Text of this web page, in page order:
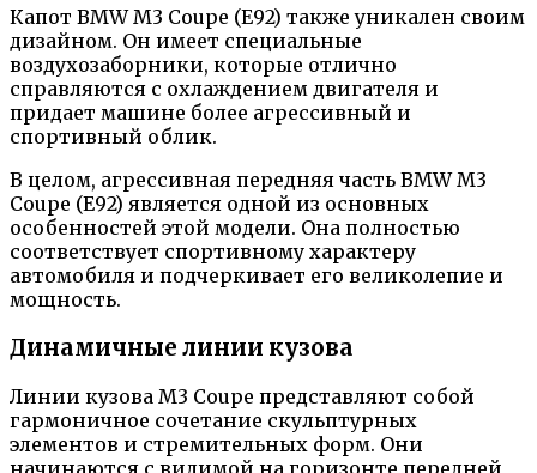
Капот BMW M3 Coupe (E92) также уникален своим
дизайном. Он имеет специальные
воздухозаборники, которые отлично
справляются с охлаждением двигателя и
придает машине более агрессивный и
спортивный облик.
В целом, агрессивная передняя часть BMW M3
Coupe (E92) является одной из основных
особенностей этой модели. Она полностью
соответствует спортивному характеру
автомобиля и подчеркивает его великолепие и
мощность.
Динамичные линии кузова
Линии кузова M3 Coupe представляют собой
гармоничное сочетание скульптурных
элементов и стремительных форм. Они
начинаются с видимой на горизонте передней